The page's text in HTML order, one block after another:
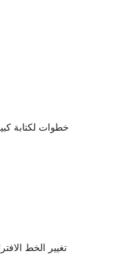
3 خطوات لكتابة
تغيير الخط